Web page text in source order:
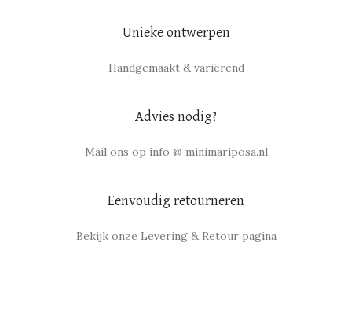
Unieke ontwerpen
Handgemaakt & variërend
Advies nodig?
Mail ons op info @ minimariposa.nl
Eenvoudig retourneren
Bekijk onze Levering & Retour pagina